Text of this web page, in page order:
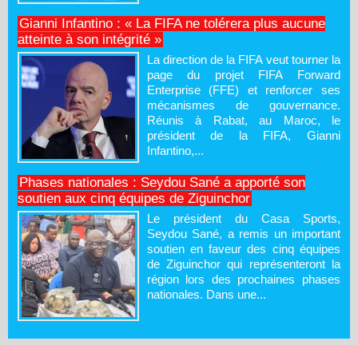
Gianni Infantino : « La FIFA ne tolérera plus aucune
atteinte à son intégrité »
La direction de la FIFA veut tourner la
page du projet FIFA Forward
Enterprise (FFE) et renforcer ses
mécanismes de gouvernance.
Réunis à Rabat, au Maroc, le
président de la FIFA, Gianni
Infantino,...
Phases nationales : Seydou Sané a apporté son
soutien aux cinq équipes de Ziguinchor
Le président du Casa Sports,
Seydou Sané, a remis un important
soutien en faveur des cinq équipes
de Ziguinchor qui représenteront la
région lors des prochaines phases
nationales. Dans une...